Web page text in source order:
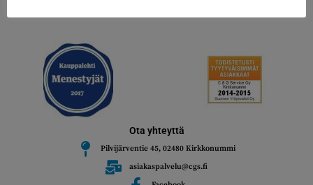
Ota yhteyttä
Pilvijärventie 45, 02480 Kirkkonummi
asiakaspalvelu@cgs.fi